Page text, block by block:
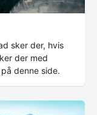
sker der, hvis
der med
denne side.